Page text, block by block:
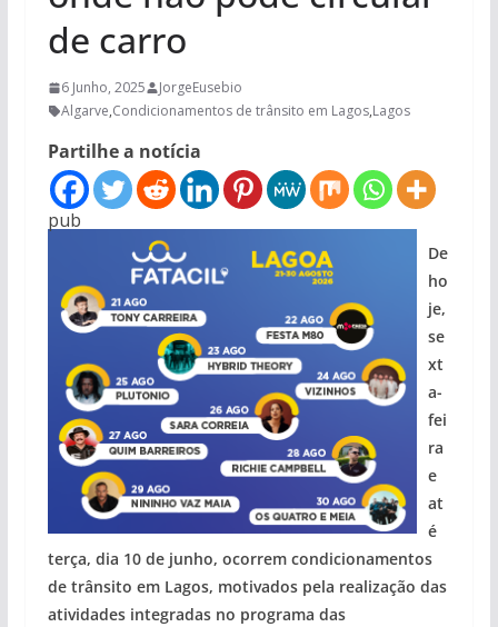
de carro
6 Junho, 2025
JorgeEusebio
Algarve,Condicionamentos de trânsito em Lagos,Lagos
Partilhe a notícia
pub
De
ho
je,
se
xt
a-
fei
ra
e
at
é
terça, dia 10 de junho, ocorrem condicionamentos
de trânsito em Lagos, motivados pela realização das
atividades integradas no programa das